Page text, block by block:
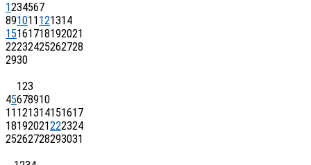
1234567
891011 121314
15161718192021
22232425262728
2930
123
45678910
11 121314151617
18192021222324
25262728293031